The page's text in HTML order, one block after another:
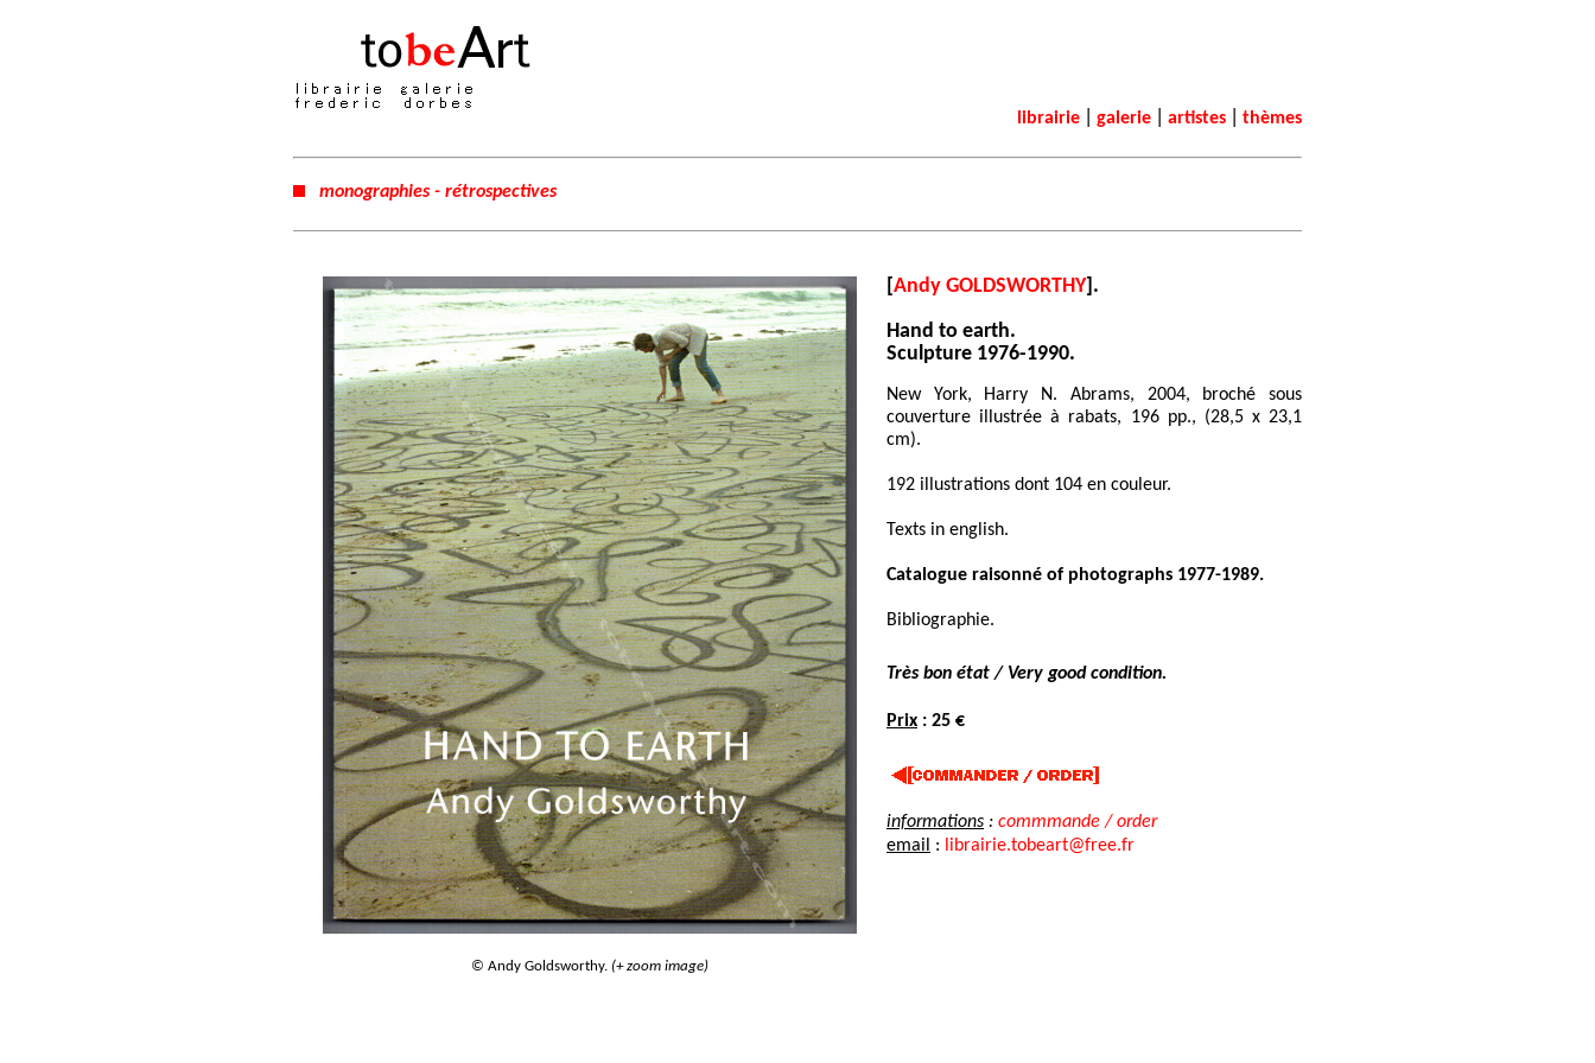
librairie galerie artistes thèmes
monographies - rétrospectives
© Andy Goldsworthy. (+ zoom image)
[Andy GOLDSWORTHY].
Hand to earth.
Sculpture 1976-1990.
New York, Harry N. Abrams, 2004, broché sous
couverture illustrée à rabats, 196 pp., (28,5 x 23,1
cm).
192 illustrations dont 104 en couleur.
Texts in english.
Catalogue raisonné of photographs 1977-1989.
Bibliographie.
Très bon état / Very good condition.
Prix : 25 €
informations : commmande / order
email
: librairie.tobeart@free.fr